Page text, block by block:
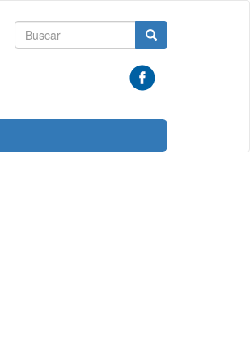
Formulario